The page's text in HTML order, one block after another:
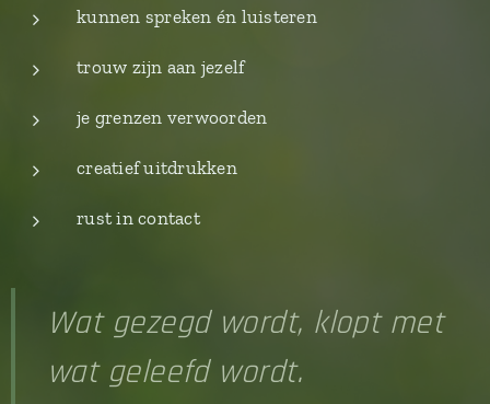
kunnen spreken én luisteren
trouw zijn aan jezelf
je grenzen verwoorden
creatief uitdrukken
rust in contact
Wat gezegd wordt, klopt met
wat geleefd wordt.